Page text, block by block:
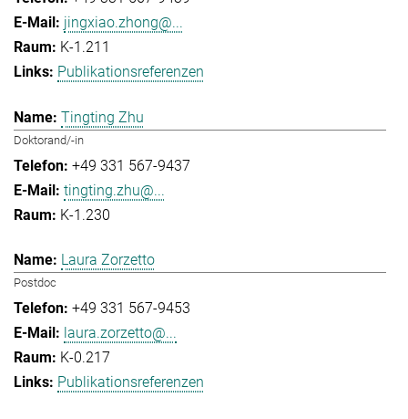
jingxiao.zhong@...
K-1.211
Publikationsreferenzen
Tingting Zhu
Doktorand/-in
+49 331 567-9437
tingting.zhu@...
K-1.230
Laura Zorzetto
Postdoc
+49 331 567-9453
laura.zorzetto@...
K-0.217
Publikationsreferenzen